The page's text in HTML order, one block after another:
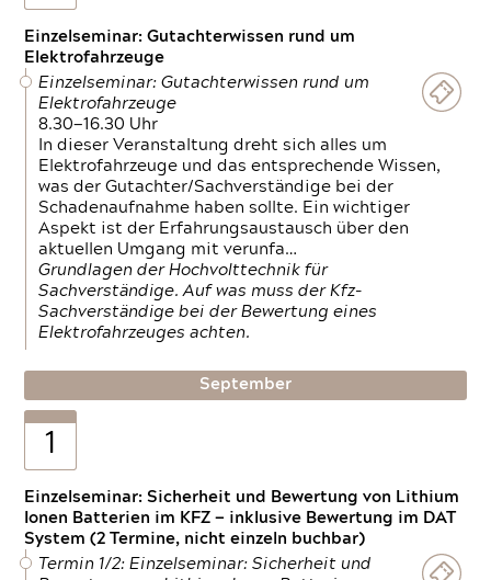
Einzelseminar: Gutachterwissen rund um
Elektrofahrzeuge
Einzelseminar: Gutachterwissen rund um
Elektrofahrzeuge
8.30—16.30 Uhr
In dieser Veranstaltung dreht sich alles um
Elektrofahrzeuge und das entsprechende Wissen,
was der Gutachter/Sachverständige bei der
Schadenaufnahme haben sollte. Ein wichtiger
Aspekt ist der Erfahrungsaustausch über den
aktuellen Umgang mit verunfa…
Grundlagen der Hochvolttechnik für
Sachverständige. Auf was muss der Kfz-
Sachverständige bei der Bewertung eines
Elektrofahrzeuges achten.
September
1
Einzelseminar: Sicherheit und Bewertung von Lithium
Ionen Batterien im KFZ — inklusive Bewertung im DAT
System (2 Termine, nicht einzeln buchbar)
Termin 1/2: Einzelseminar: Sicherheit und